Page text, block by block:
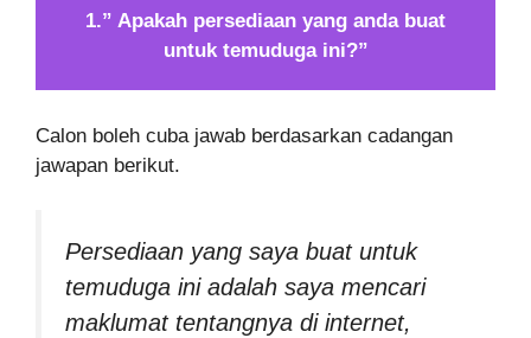
1.” Apakah persediaan yang anda buat
untuk temuduga ini?”
Calon boleh cuba jawab berdasarkan cadangan
jawapan berikut.
Persediaan yang saya buat untuk
temuduga ini adalah saya mencari
maklumat tentangnya di internet,